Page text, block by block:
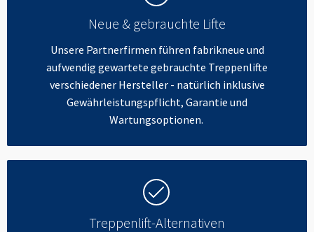
Neue & gebrauchte Lifte
Unsere Partnerfirmen führen fabrikneue und
aufwendig gewartete gebrauchte Treppenlifte
verschiedener Hersteller - natürlich inklusive
Gewährleistungspflicht, Garantie und
Wartungsoptionen.
Treppenlift-Alternativen